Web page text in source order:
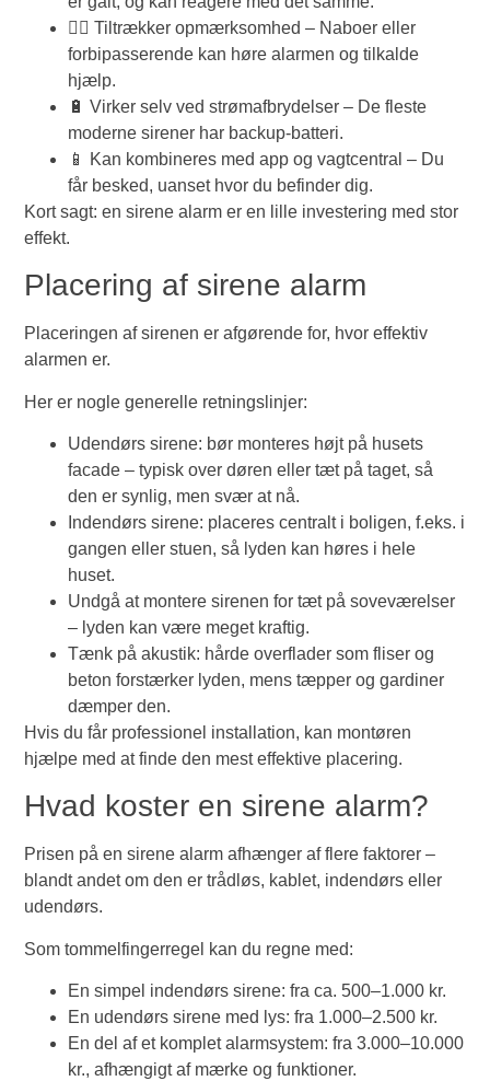
👮‍♂️ Tiltrækker opmærksomhed – Naboer eller
forbipasserende kan høre alarmen og tilkalde
hjælp.
🔋 Virker selv ved strømafbrydelser – De fleste
moderne sirener har backup-batteri.
📱 Kan kombineres med app og vagtcentral – Du
får besked, uanset hvor du befinder dig.
Kort sagt: en sirene alarm er en lille investering med stor
effekt.
Placering af sirene alarm
Placeringen af sirenen er afgørende for, hvor effektiv
alarmen er.
Her er nogle generelle retningslinjer:
Udendørs sirene: bør monteres højt på husets
facade – typisk over døren eller tæt på taget, så
den er synlig, men svær at nå.
Indendørs sirene: placeres centralt i boligen, f.eks. i
gangen eller stuen, så lyden kan høres i hele
huset.
Undgå at montere sirenen for tæt på soveværelser
– lyden kan være meget kraftig.
Tænk på akustik: hårde overflader som fliser og
beton forstærker lyden, mens tæpper og gardiner
dæmper den.
Hvis du får professionel installation, kan montøren
hjælpe med at finde den mest effektive placering.
Hvad koster en sirene alarm?
Prisen på en sirene alarm afhænger af flere faktorer –
blandt andet om den er trådløs, kablet, indendørs eller
udendørs.
Som tommelfingerregel kan du regne med:
En simpel indendørs sirene: fra ca. 500–1.000 kr.
En udendørs sirene med lys: fra 1.000–2.500 kr.
En del af et komplet alarmsystem: fra 3.000–10.000
kr., afhængigt af mærke og funktioner.